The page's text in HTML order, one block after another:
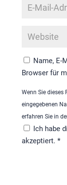
Name, E-
Browser für
Wenn Sie dieses
eingegebenen
erfahren Sie in
Ich habe
akzeptiert. *